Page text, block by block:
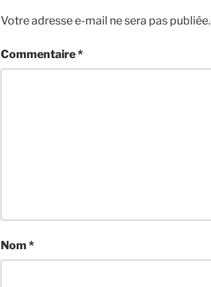
Votre adresse e-mail ne sera pas publiée.
Commentaire*
Nom *